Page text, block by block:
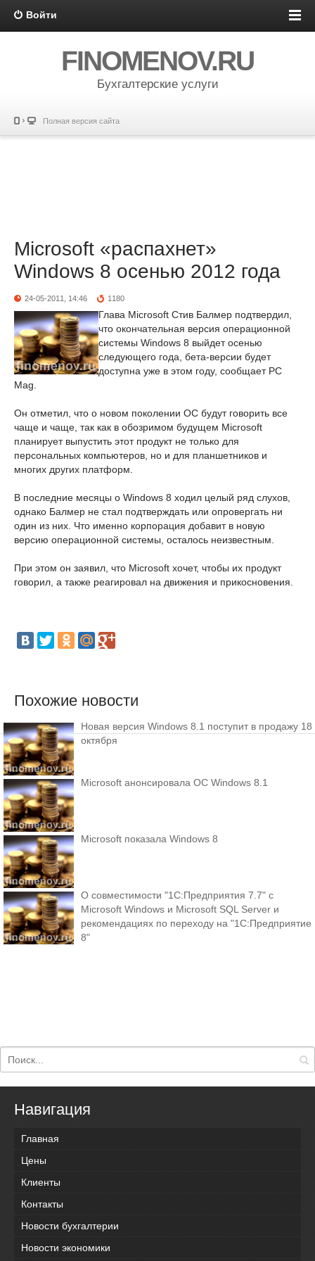
Войти
FINOMENOV.RU
Бухгалтерские услуги
Полная версия сайта
Microsoft «распахнет»
Windows 8 осенью 2012 года
24-05-2011, 14:46 1180
Глава Microsoft Стив Балмер подтвердил,
что окончательная версия операционной
системы Windows 8 выйдет осенью
следующего года, бета-версии будет
доступна уже в этом году, сообщает PC
Mag.
Он отметил, что о новом поколении ОС будут говорить все
чаще и чаще, так как в обозримом будущем Microsoft
планирует выпустить этот продукт не только для
персональных компьютеров, но и для планшетников и
многих других платформ.
В последние месяцы о Windows 8 ходил целый ряд слухов,
однако Балмер не стал подтверждать или опровергать ни
один из них. Что именно корпорация добавит в новую
версию операционной системы, осталось неизвестным.
При этом он заявил, что Microsoft хочет, чтобы их продукт
говорил, а также реагировал на движения и прикосновения.
Похожие новости
Новая версия Windows 8.1 поступит в продажу 18
октября
Microsoft анонсировала ОС Windows 8.1
Microsoft показала Windows 8
О совместимости "1С:Предприятия 7.7" с
Microsoft Windows и Microsoft SQL Server и
рекомендациях по переходу на "1С:Предприятие
8"
Навигация
Главная
Цены
Клиенты
Контакты
Новости бухгалтерии
Новости экономики